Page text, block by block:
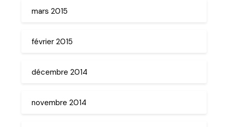
mars 2015
février 2015
décembre 2014
novembre 2014